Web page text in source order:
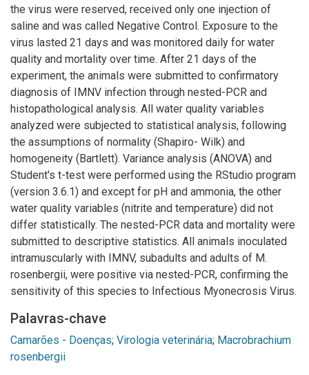
the virus were reserved, received only one injection of
saline and was called Negative Control. Exposure to the
virus lasted 21 days and was monitored daily for water
quality and mortality over time. After 21 days of the
experiment, the animals were submitted to confirmatory
diagnosis of IMNV infection through nested-PCR and
histopathological analysis. All water quality variables
analyzed were subjected to statistical analysis, following
the assumptions of normality (Shapiro- Wilk) and
homogeneity (Bartlett). Variance analysis (ANOVA) and
Student's t-test were performed using the RStudio program
(version 3.6.1) and except for pH and ammonia, the other
water quality variables (nitrite and temperature) did not
differ statistically. The nested-PCR data and mortality were
submitted to descriptive statistics. All animals inoculated
intramuscularly with IMNV, subadults and adults of M.
rosenbergii, were positive via nested-PCR, confirming the
sensitivity of this species to Infectious Myonecrosis Virus.
Palavras-chave
Camarões - Doenças; Virologia veterinária; Macrobrachium
rosenbergii